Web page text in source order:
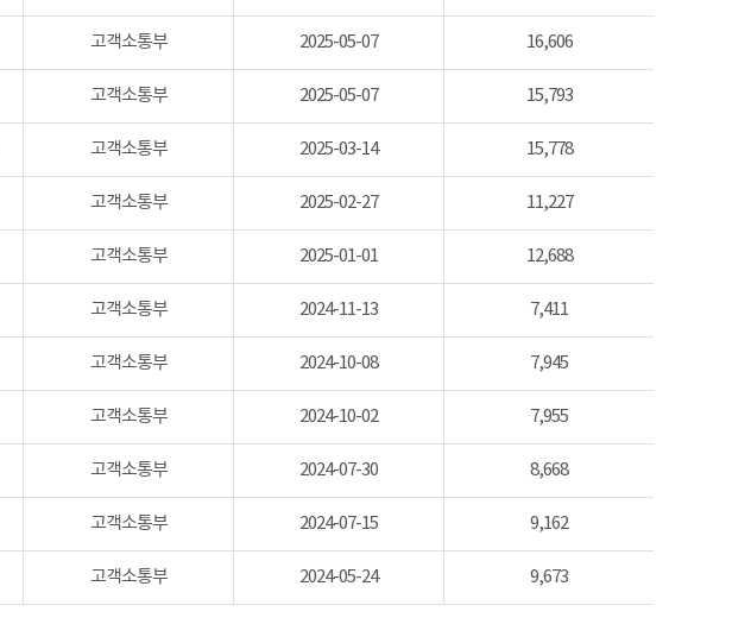
고객소통부 2025-05-07 16,606
고객소통부 2025-05-07 15,793
고객소통부 2025-03-14 15,778
고객소통부 2025-02-27 11,227
고객소통부 2025-01-01 12,688
고객소통부 2024-11-13 7,411
고객소통부 2024-10-08 7,945
고객소통부 2024-10-02 7,955
고객소통부 2024-07-30 8,668
고객소통부 2024-07-15 9,162
고객소통부 2024-05-24 9,673